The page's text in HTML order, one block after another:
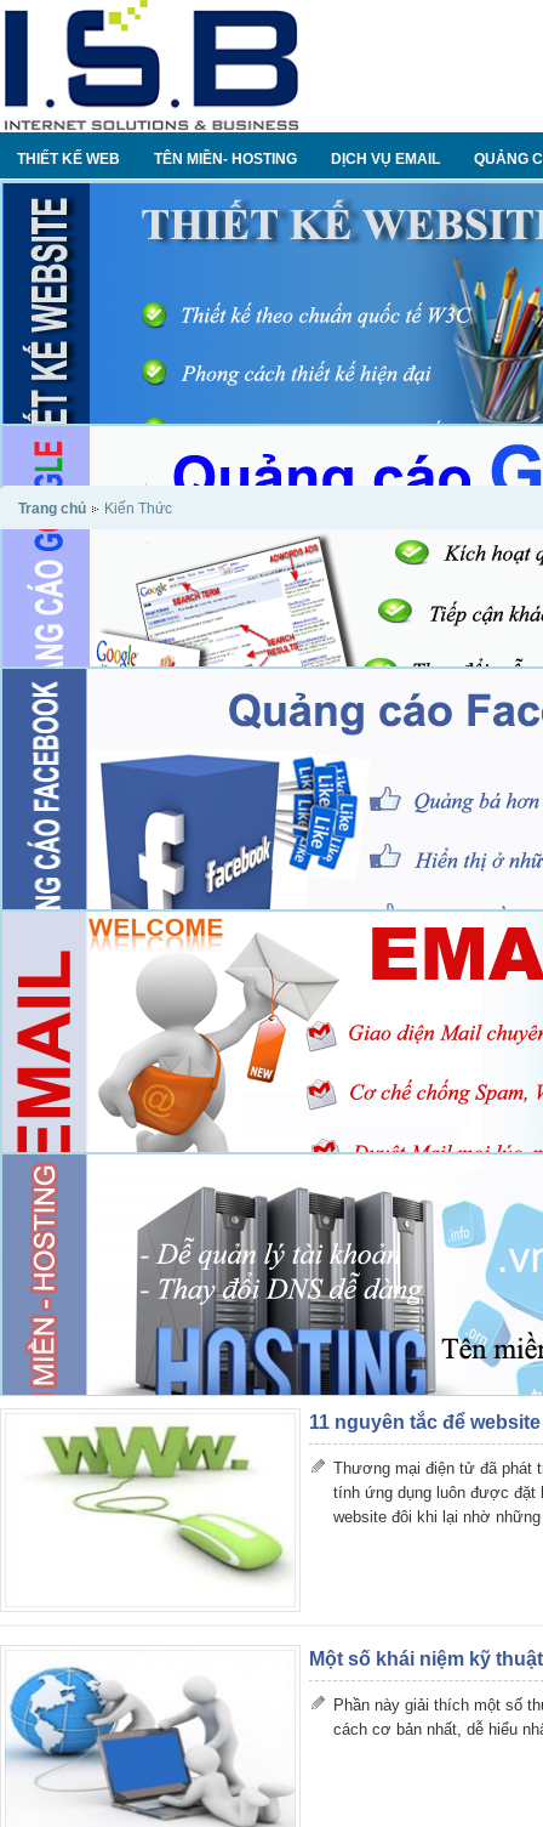
THIẾT KẾ WEB TÊN MIỀN- HOSTING DỊCH VỤ EMAIL QUẢNG
Trang chủ Kiến Thức
11 nguyên tắc để
Thương mại điện tử đã phát
tính ứng dụng luôn được đặt
website đôi khi lại nhờ
Một số khái niệm kỹ
Phần này giải thích một số
cách cơ bản nhất, dễ hiểu